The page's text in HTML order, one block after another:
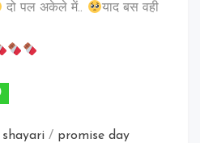
दो पल अकेले में..
याद बस वही
/ promise day